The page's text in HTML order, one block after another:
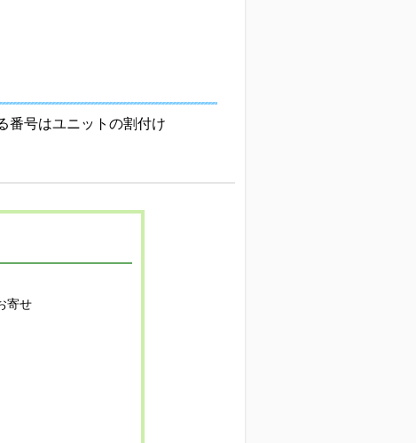
番号はユニットの割付け
寄せ